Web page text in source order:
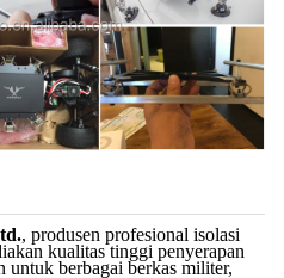
, produsen profesional isolasi
kualitas tinggi penyerapan
untuk berbagai berkas militer,